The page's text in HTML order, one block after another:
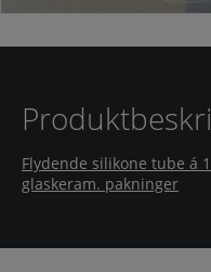
Flydende silikone tube á
glaskeram. pakninger